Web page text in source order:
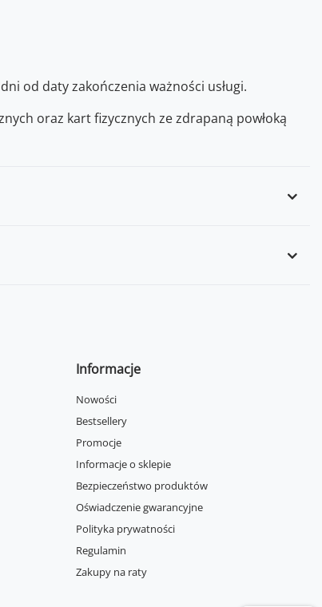
od daty zakończenia ważności usługi.
oraz kart fizycznych ze zdrapaną powłoką
Informacje
Nowości
Bestsellery
Promocje
Informacje o sklepie
Bezpieczeństwo produktów
Oświadczenie gwarancyjne
Polityka prywatności
Regulamin
Zakupy na raty